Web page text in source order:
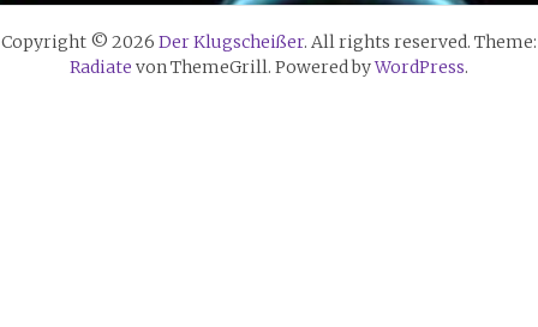
Copyright © 2026 Der Klugscheißer. All rights reserved. Theme:
Radiate von ThemeGrill. Powered byWordPress.